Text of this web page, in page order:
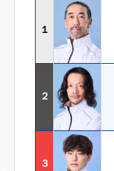
１
２
３